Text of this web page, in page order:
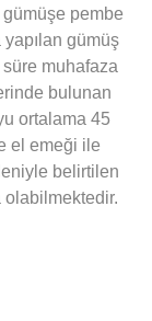
gümüşe pembe
gümüş
süre muhafaza
bulunan
ortalama 45
el emeği ile
belirtilen
olabilmektedir.